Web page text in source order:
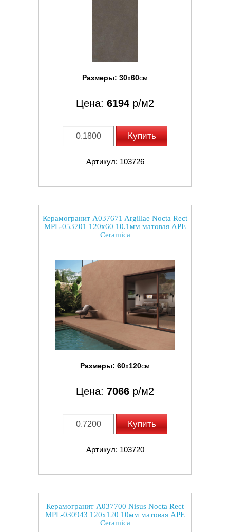
Размеры: 30x60см
Цена: 6194 р/м2
Купить
Артикул: 103726
Керамогранит A037671 Argillae Nocta Rect
MPL-053701 120x60 10.1мм матовая APE
Ceramica
Размеры: 60x120см
Цена: 7066 р/м2
Купить
Артикул: 103720
Керамогранит A037700 Nisus Nocta Rect
MPL-030943 120x120 10мм матовая APE
Ceramica